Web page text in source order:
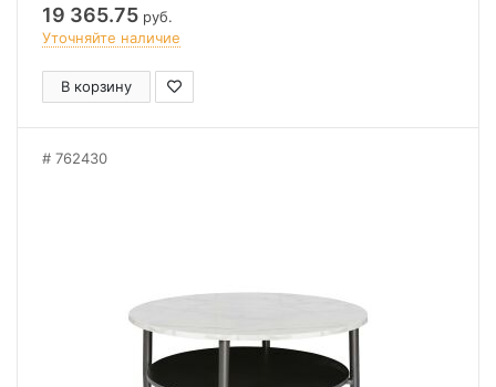
19 365.75 руб.
Уточняйте наличие
В корзину
762430